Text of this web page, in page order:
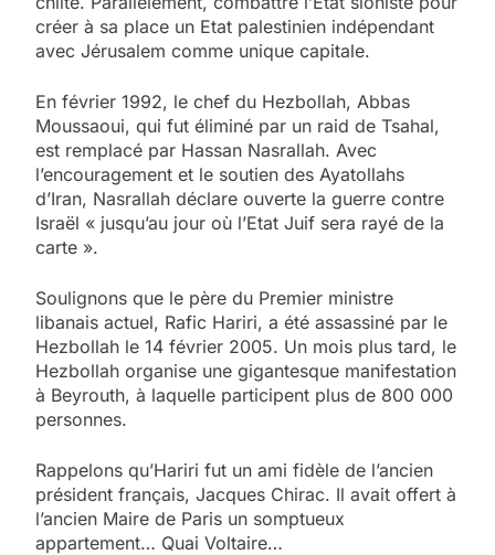
créer à sa place un Etat palestinien indépendant
avec Jérusalem comme unique capitale.
En février 1992, le chef du Hezbollah, Abbas
Moussaoui, qui fut éliminé par un raid de Tsahal,
est remplacé par Hassan Nasrallah. Avec
l’encouragement et le soutien des Ayatollahs
d’Iran, Nasrallah déclare ouverte la guerre contre
Israël « jusqu’au jour où l’Etat Juif sera rayé de la
carte ».
Soulignons que le père du Premier ministre
libanais actuel, Rafic Hariri, a été assassiné par le
Hezbollah le 14 février 2005. Un mois plus tard, le
Hezbollah organise une gigantesque manifestation
à Beyrouth, à laquelle participent plus de 800 000
personnes.
Rappelons qu’Hariri fut un ami fidèle de l’ancien
président français, Jacques Chirac. Il avait offert à
l’ancien Maire de Paris un somptueux
appartement… Quai Voltaire…